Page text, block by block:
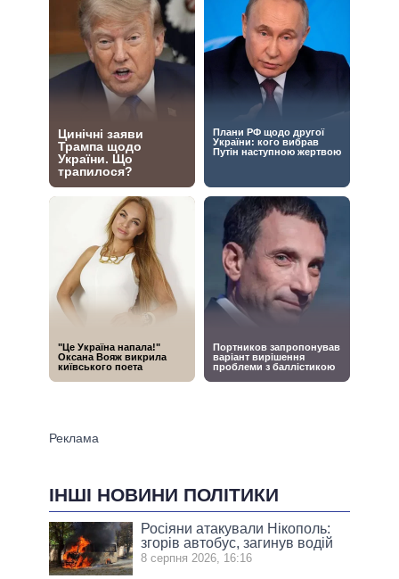
ІНШІ НОВИНИ ПОЛІТИКИ
Росіяни атакували Нікополь:
згорів автобус, загинув водій
8 серпня 2026, 16:16